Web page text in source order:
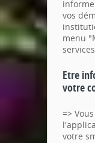
vos
menu
Etre
votre
=>
votre